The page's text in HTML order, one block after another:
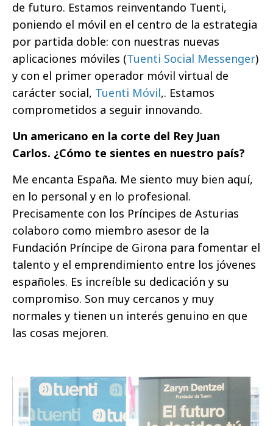
de futuro. Estamos reinventando Tuenti,
poniendo el móvil en el centro de la estrategia
por partida doble: con nuestras nuevas
aplicaciones móviles (Tuenti Social Messenger)
y con el primer operador móvil virtual de
carácter social, Tuenti Móvil,. Estamos
comprometidos a seguir innovando.
Un americano en la corte del Rey Juan
Carlos. ¿Cómo te sientes en nuestro país?
Me encanta España. Me siento muy bien aquí,
en lo personal y en lo profesional.
Precisamente con los Príncipes de Asturias
colaboro como miembro asesor de la
Fundación Príncipe de Girona para fomentar el
talento y el emprendimiento entre los jóvenes
españoles. Es increíble su dedicación y su
compromiso. Son muy cercanos y muy
normales y tienen un interés genuino en que
las cosas mejoren.